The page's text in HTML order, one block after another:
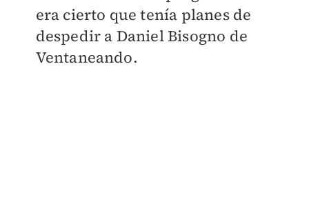
era cierto que tenía planes de
despedir a Daniel Bisogno de
Ventaneando.